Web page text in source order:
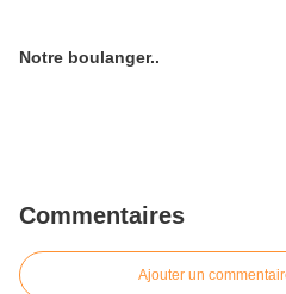
Notre boulanger..
Commentaires
Ajouter un